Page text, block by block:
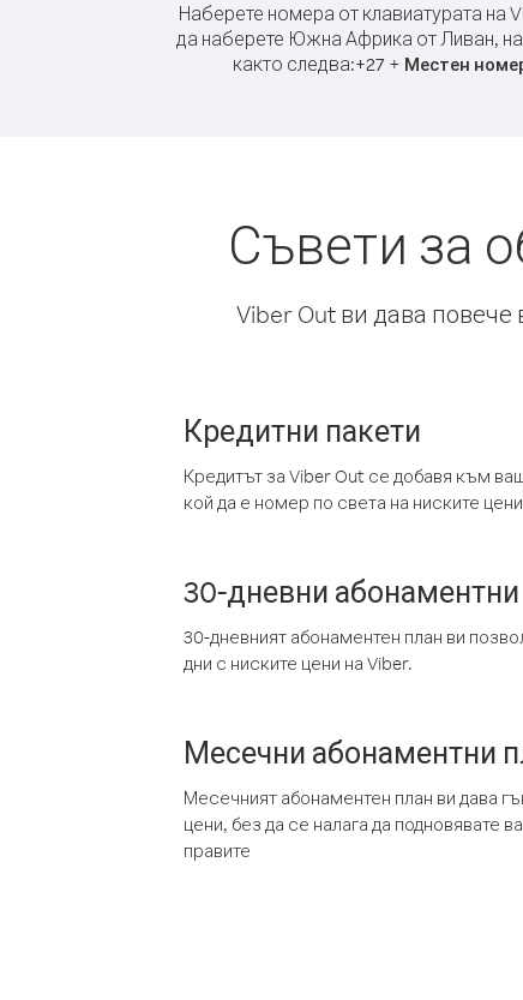
Наберете номера от клавиатурата на
да наберете Южна Африка от Ливан,
както следва:+27+ Местен
Съвети за
Viber Out ви дава
Кредитни пакети
Кредитът за Viber Out се добавя към
кой да е номер по света на ниските
30-дневни
30-дневният абонаментен план ви
дни с ниските цени на Viber.
Месечни абонаментни
Месечният абонаментен план ви дава
цени, без да се налага да подновявате
правите